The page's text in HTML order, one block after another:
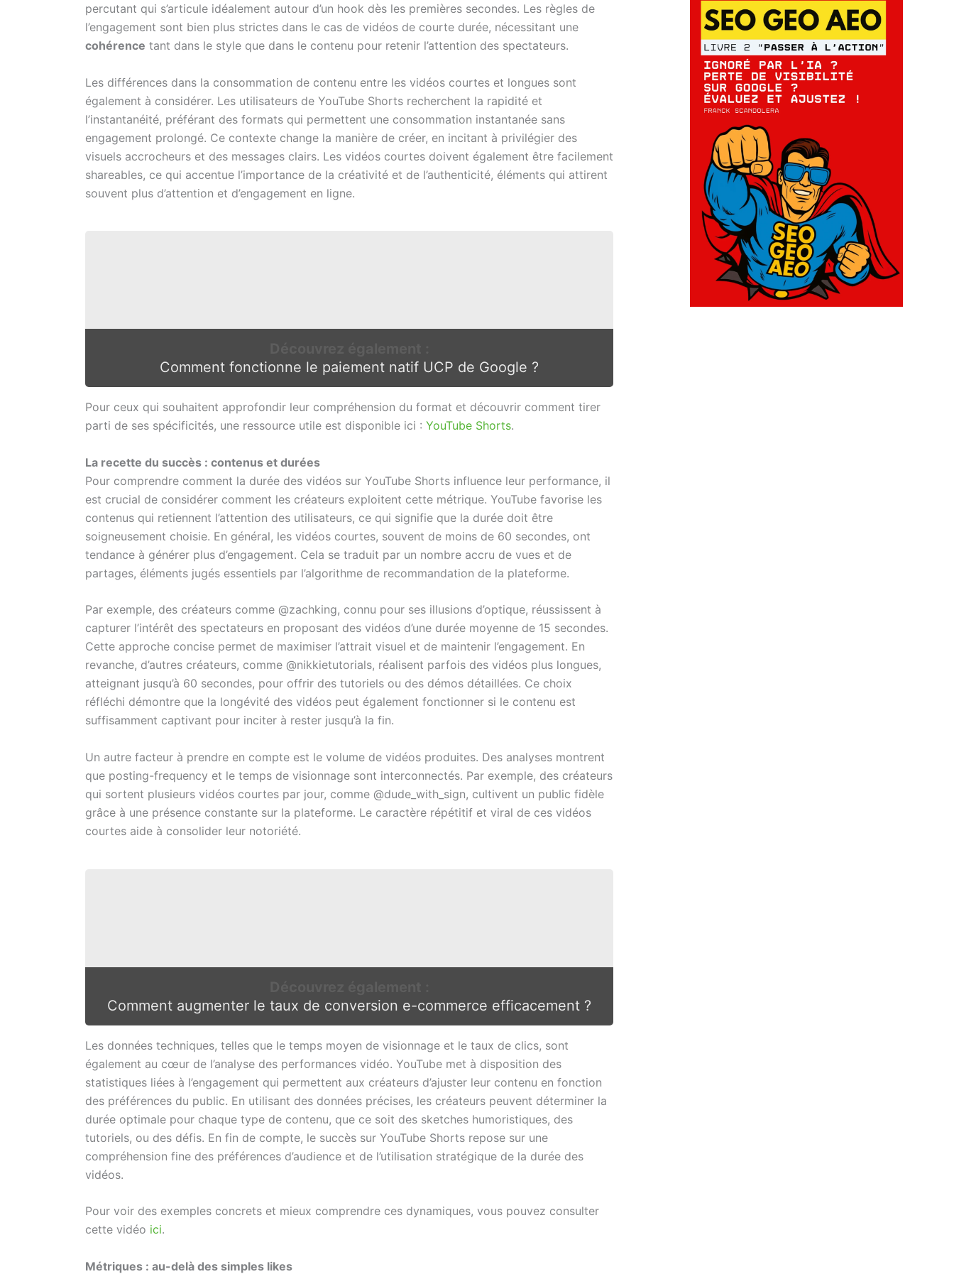
percutant qui s’articule idéalement autour d’un hook dès les premières secondes. Les règles de
l’engagement sont bien plus strictes dans le cas de vidéos de courte durée, nécessitant une
cohérence tant dans le style que dans le contenu pour retenir l’attention des spectateurs.
Les différences dans la consommation de contenu entre les vidéos courtes et longues sont
également à considérer. Les utilisateurs de YouTube Shorts recherchent la rapidité et
l’instantanéité, préférant des formats qui permettent une consommation instantanée sans
engagement prolongé. Ce contexte change la manière de créer, en incitant à privilégier des
visuels accrocheurs et des messages clairs. Les vidéos courtes doivent également être facilement
shareables, ce qui accentue l’importance de la créativité et de l’authenticité, éléments qui attirent
souvent plus d’attention et d’engagement en ligne.
Comment fonctionne le paiement natif UCP de Google ?
Pour ceux qui souhaitent approfondir leur compréhension du format et découvrir comment tirer
parti de ses spécificités, une ressource utile est disponible ici : YouTube Shorts.
La recette du succès : contenus et durées
Pour comprendre comment la durée des vidéos sur YouTube Shorts influence leur performance, il
est crucial de considérer comment les créateurs exploitent cette métrique. YouTube favorise les
contenus qui retiennent l’attention des utilisateurs, ce qui signifie que la durée doit être
soigneusement choisie. En général, les vidéos courtes, souvent de moins de 60 secondes, ont
tendance à générer plus d’engagement. Cela se traduit par un nombre accru de vues et de
partages, éléments jugés essentiels par l’algorithme de recommandation de la plateforme.
Par exemple, des créateurs comme @zachking, connu pour ses illusions d’optique, réussissent à
capturer l’intérêt des spectateurs en proposant des vidéos d’une durée moyenne de 15 secondes.
Cette approche concise permet de maximiser l’attrait visuel et de maintenir l’engagement. En
revanche, d’autres créateurs, comme @nikkietutorials, réalisent parfois des vidéos plus longues,
atteignant jusqu’à 60 secondes, pour offrir des tutoriels ou des démos détaillées. Ce choix
réfléchi démontre que la longévité des vidéos peut également fonctionner si le contenu est
suffisamment captivant pour inciter à rester jusqu’à la fin.
Un autre facteur à prendre en compte est le volume de vidéos produites. Des analyses montrent
que posting-frequency et le temps de visionnage sont interconnectés. Par exemple, des créateurs
qui sortent plusieurs vidéos courtes par jour, comme @dude_with_sign, cultivent un public fidèle
grâce à une présence constante sur la plateforme. Le caractère répétitif et viral de ces vidéos
courtes aide à consolider leur notoriété.
Comment augmenter le taux de conversion e-commerce efficacement ?
Les données techniques, telles que le temps moyen de visionnage et le taux de clics, sont
également au cœur de l’analyse des performances vidéo. YouTube met à disposition des
statistiques liées à l’engagement qui permettent aux créateurs d’ajuster leur contenu en fonction
des préférences du public. En utilisant des données précises, les créateurs peuvent déterminer la
durée optimale pour chaque type de contenu, que ce soit des sketches humoristiques, des
tutoriels, ou des défis. En fin de compte, le succès sur YouTube Shorts repose sur une
compréhension fine des préférences d’audience et de l’utilisation stratégique de la durée des
vidéos.
Pour voir des exemples concrets et mieux comprendre ces dynamiques, vous pouvez consulter
cette vidéo ici.
Métriques : au-delà des simples likes